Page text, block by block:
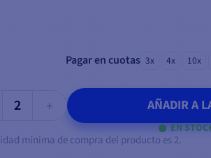
Pagar en cuotas 3x 4x 10x
AÑADIR A
EN
mínima de compra del producto es 2.